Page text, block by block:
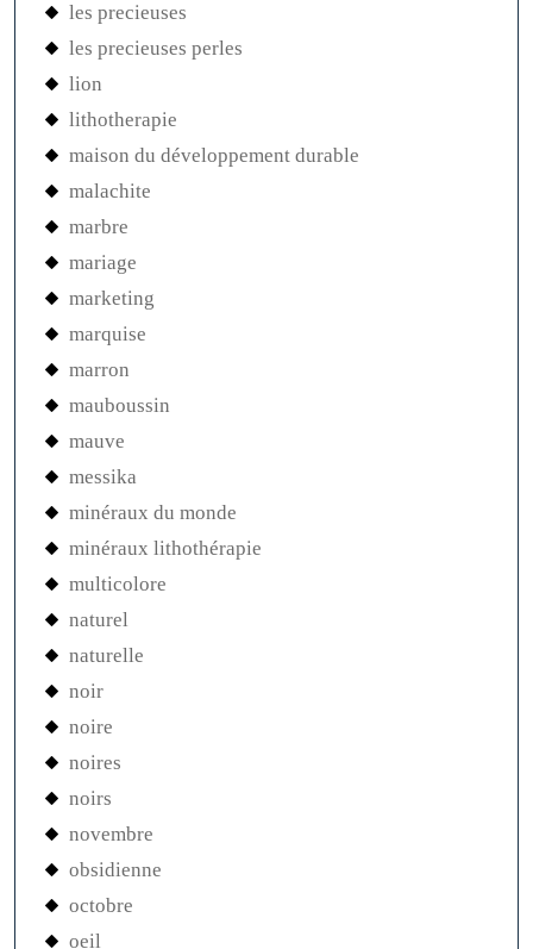
les precieuses
les precieuses perles
lion
lithotherapie
maison du développement durable
malachite
marbre
mariage
marketing
marquise
marron
mauboussin
mauve
messika
minéraux du monde
minéraux lithothérapie
multicolore
naturel
naturelle
noir
noire
noires
noirs
novembre
obsidienne
octobre
oeil